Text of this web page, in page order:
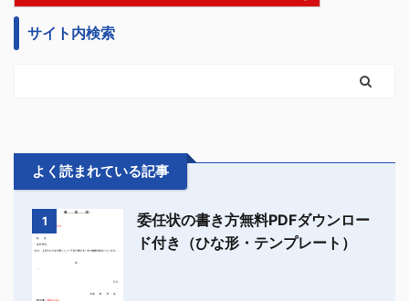
サイト内検索
よく読まれている記事
1
委任状の書き方無料PDFダウンロー
ド付き（ひな形・テンプレート）